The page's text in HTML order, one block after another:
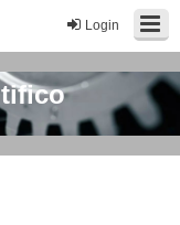
Login